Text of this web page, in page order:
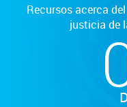
Recursos acerca
justicia de